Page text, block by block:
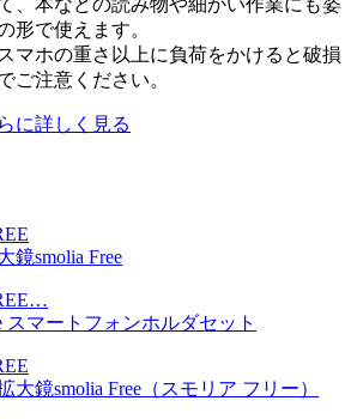
、本などの読み物や細かい作業にも姿
形で使えます。
マホの重さ以上に負荷をかけると破損
ご注意ください。
に詳しく見る
鏡smolia Free
スマートフォンホルダセット
大鏡smolia Free（スモリア フリー）